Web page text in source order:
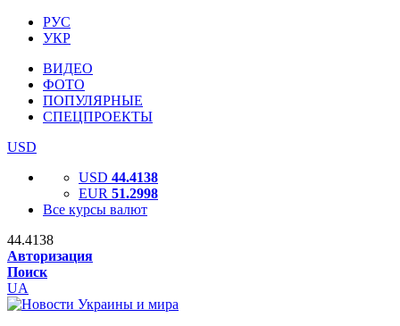
РУС
УКР
ВИДЕО
ФОТО
ПОПУЛЯРНЫЕ
СПЕЦПРОЕКТЫ
USD
USD 44.4138
EUR 51.2998
Все курсы валют
44.4138
Авторизация
Поиск
UA